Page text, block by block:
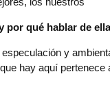
por qué hablar de
y
hay aquí